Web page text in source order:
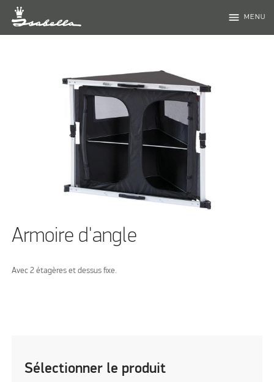
menu MENU
Armoire d'angle
Avec 2 étagères et dessus fixe.
Sélectionner le produit